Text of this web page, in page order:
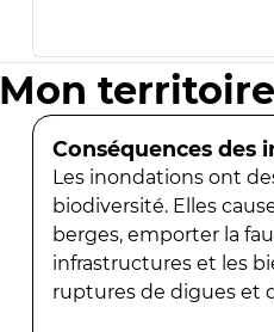
Mon
Conséquences des
Les inondations ont
biodiversité. Elles
berges, emporter la
infrastructures et les
ruptures de digues et